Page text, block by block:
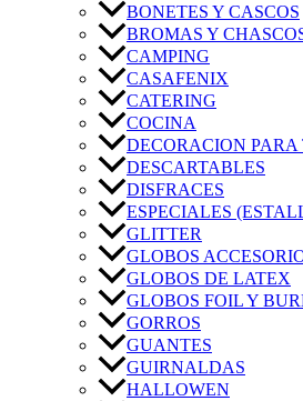
BONETES Y CASCOS
BROMAS Y
CAMPING
CASAFENIX
CATERING
COCINA
DECORACION PARA
DESCARTABLES
DISFRACES
ESPECIALES
GLITTER
GLOBOS
GLOBOS DE LATEX
GLOBOS FOIL Y
GORROS
GUANTES
GUIRNALDAS
HALLOWEN